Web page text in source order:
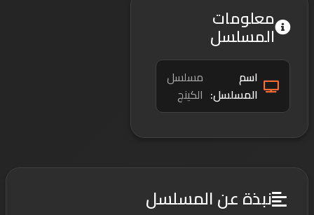
معلومات
المسلسل
اسم
المسلسل:
مسلسل
الكينج
نبذة عن المسلسل